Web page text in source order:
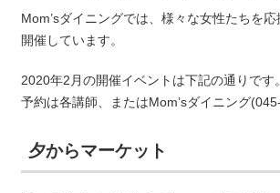
Mom’sダイニングでは、様々な女性たちを
開催しています。
2020年2月の開催イベントは下記の通りです
予約は各講師、またはMom’sダイニング
夕からマーケット